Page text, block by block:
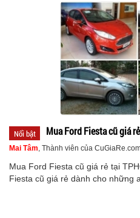
Nổi bật Mua Ford Fiesta cũ giá
Mai Tâm, Thành viên của
Mua Ford Fiesta cũ giá rẻ tại
Fiesta cũ giá rẻ dành cho những